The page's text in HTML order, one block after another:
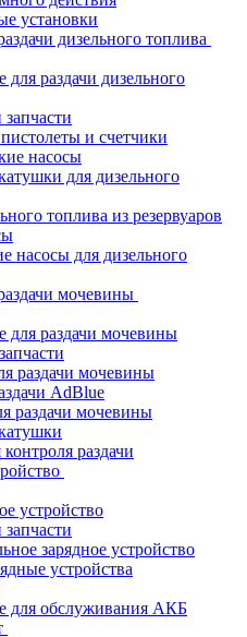
установки
дизельного топлива
для раздачи дизельного
и счетчики
насосы
для дизельного
топлива из резервуаров
насосы для дизельного
мочевины
для раздачи мочевины
раздачи мочевины
AdBlue
раздачи мочевины
раздачи
устройство
зарядное устройство
устройства
для обслуживания АКБ